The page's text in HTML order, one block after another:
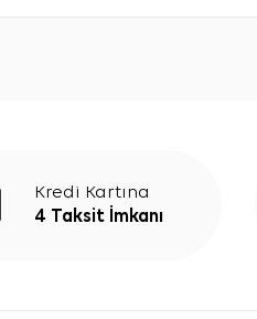
Kredi Kartına
4 Taksit İmkanı